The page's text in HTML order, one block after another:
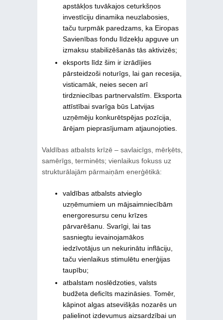
apstākļos tuvākajos ceturkšņos
investīciju dinamika neuzlabosies,
taču turpmāk paredzams, ka Eiropas
Savienības fondu līdzekļu apguve un
izmaksu stabilizēšanās tās aktivizēs;
eksports līdz šim ir izrādījies
pārsteidzoši noturīgs, lai gan recesija,
visticamāk, neies secen arī
tirdzniecības partnervalstīm. Eksporta
attīstībai svarīga būs Latvijas
uzņēmēju konkurētspējas pozīcija,
ārējam pieprasījumam atjaunojoties.
Valdības atbalsts krīzē – savlaicīgs, mērķēts,
samērīgs, terminēts; vienlaikus fokuss uz
strukturālajām pārmaiņām enerģētikā:
valdības atbalsts atvieglo
uzņēmumiem un mājsaimniecībām
energoresursu cenu krīzes
pārvarēšanu. Svarīgi, lai tas
sasniegtu ievainojamākos
iedzīvotājus un nekurinātu inflāciju,
taču vienlaikus stimulētu enerģijas
taupību;
atbalstam noslēdzoties, valsts
budžeta deficīts mazināsies. Tomēr,
kāpinot algas atsevišķās nozarēs un
palielinot izdevumus aizsardzībai un